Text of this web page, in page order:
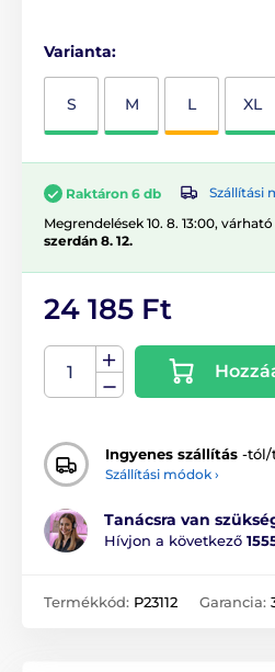
Varianta:
S M L XL
Raktáron 6 db
Szállítási
Megrendelések 10. 8. 13:00,
szerdán 8. 12.
24 185 Ft
Ingyenes szállítás -tól/
Szállítási módok ›
Tanácsra van
Hívjon a következő
Termékkód: P23112 Garancia: